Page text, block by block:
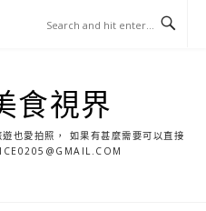
食視界
也愛拍照， 如果有甚麼需要可以直接